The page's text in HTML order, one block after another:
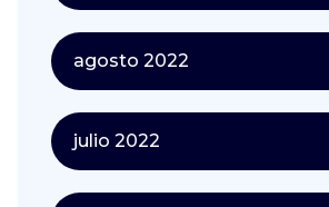
agosto 2022
julio 2022